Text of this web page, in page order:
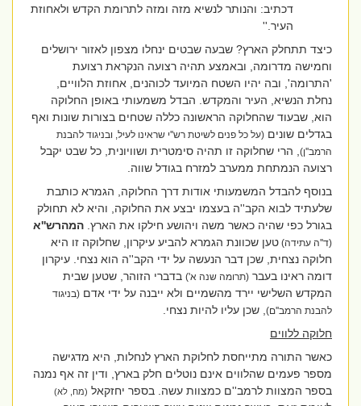
דכתיב: והנותר לנשיא מזה ומזה לתרומת הקדש ולאחוזת
העיר.''
כיצד תתחלק הארץ? שבעה שבטים ינחלו מצפון לאזור ירושלים
וחמישה מדרומה, ובאמצע תהיה רצועה הנקראת רצועת
'התרומה', ובה יהיו השטח המיועד לכוהנים, אחוזת הלוויים,
נחלת הנשיא, העיר והמקדש. הבדל משמעותי באופן החלוקה
הוא, שבעוד שהחלוקה הראשונה כללה שטחים בצורות שונות ואף
בגדלים שונים(על כל פנים לשיטת רש''י שראינו לעיל, ובניגוד להבנת
הרמב''ן), הרי שחלוקה זו תהיה סימטרית ושוויונית, כל שבט יקבל
רצועה הנמתחת ממערב למזרח בגודל שווה.
בנוסף להבדל המשמעותי אודות דרך החלוקה, הגמרא כותבת
שלעתיד לבוא הקב''ה בעצמו יבצע את החלוקה, והיא לא תחולק
בגורל כפי שהיה כאשר משה ויהושע חילקו את הארץ.המהרש''א
(ד''ה עתידה)טען שכוונת הגמרא להביע עיקרון, שחלוקה זו היא
חלוקה נצחית, שכן דבר הנעשה על ידי הקב''ה הוא נצחי. עיקרון
דומה ראינו בעבר(תרומה שנה א') בדברי הזוהר, שטען שבית
המקדש השלישי יירד מהשמיים ולא ייבנה על ידי אדם(בניגוד
להבנת הרמב''ם), שכן עליו להיות נצחי.
חלוקה ללווים
כאשר התורה מתייחסת לחלוקת הארץ לנחלות, היא מדגישה
מספר פעמים שהלווים אינם נוטלים חלק בארץ, ודין זה אף נמנה
בספר המצוות לרמב''ם כמצוות עשה. בספר יחזקאל(מח, לא)